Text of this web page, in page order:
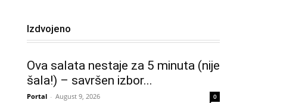
Izdvojeno
Ova salata nestaje za 5 minuta (nije
šala!) – savršen izbor...
Portal - August 9, 2026 0